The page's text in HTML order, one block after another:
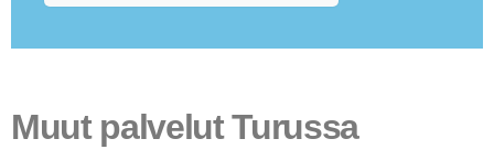
Muut palvelut Turussa